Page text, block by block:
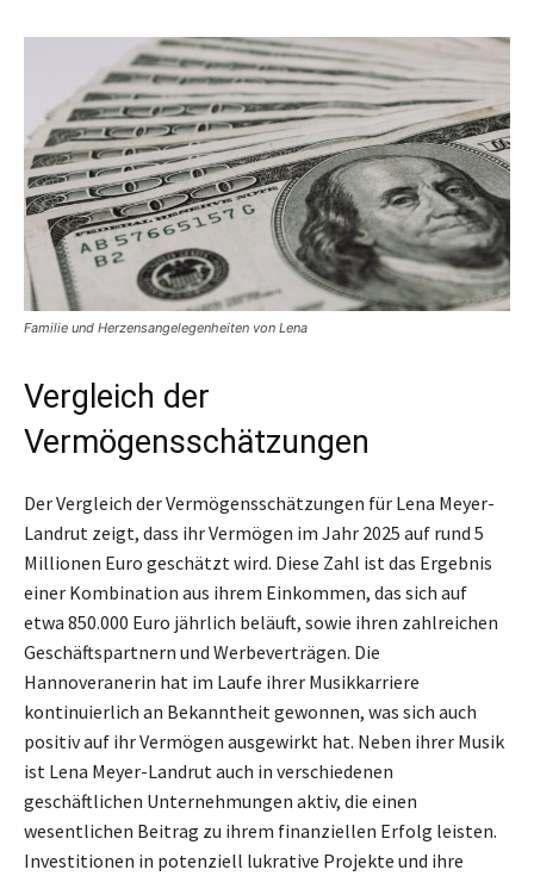
Familie und Herzensangelegenheiten von Lena
Vergleich der
Vermögensschätzungen
Der Vergleich der Vermögensschätzungen für Lena Meyer-
Landrut zeigt, dass ihr Vermögen im Jahr 2025 auf rund 5
Millionen Euro geschätzt wird. Diese Zahl ist das Ergebnis
einer Kombination aus ihrem Einkommen, das sich auf
etwa 850.000 Euro jährlich beläuft, sowie ihren zahlreichen
Geschäftspartnern und Werbeverträgen. Die
Hannoveranerin hat im Laufe ihrer Musikkarriere
kontinuierlich an Bekanntheit gewonnen, was sich auch
positiv auf ihr Vermögen ausgewirkt hat. Neben ihrer Musik
ist Lena Meyer-Landrut auch in verschiedenen
geschäftlichen Unternehmungen aktiv, die einen
wesentlichen Beitrag zu ihrem finanziellen Erfolg leisten.
Investitionen in potenziell lukrative Projekte und ihre